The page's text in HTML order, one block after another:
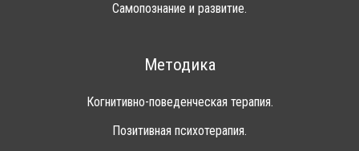
Самопознание и развитие.
Методика
Когнитивно-поведенческая терапия.
Позитивная психотерапия.